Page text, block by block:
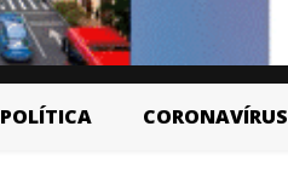
POLÍTICA CORONAVÍRUS